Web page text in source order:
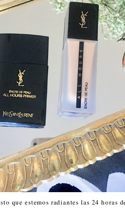
que estemos radiantes las 24 horas